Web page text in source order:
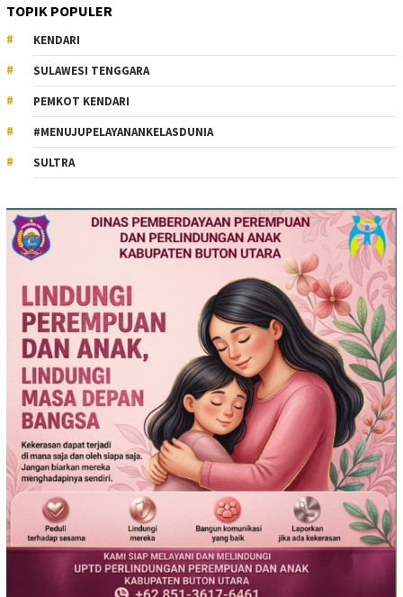
TOPIK POPULER
KENDARI
SULAWESI TENGGARA
PEMKOT KENDARI
#MENUJUPELAYANANKELASDUNIA
SULTRA